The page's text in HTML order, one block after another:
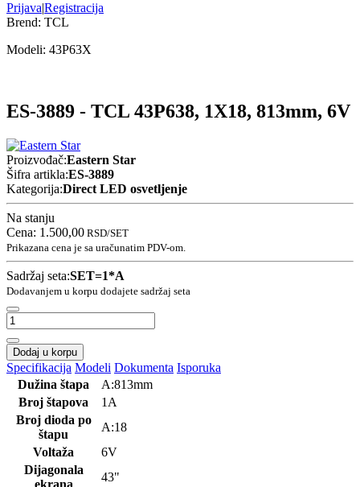
Prijava|Registracija
Brend: TCL
Modeli: 43P63X
ES-3889 - TCL 43P638, 1X18, 813mm, 6V
Proizvođač:Eastern Star
Šifra artikla:ES-3889
Kategorija:Direct LED osvetljenje
Na stanju
Cena: 1.500,00 RSD/SET
Prikazana cena je sa uračunatim PDV-om.
Sadržaj seta:SET=1*A
Dodavanjem u korpu dodajete sadržaj seta
Dodaj u korpu
Specifikacija Modeli Dokumenta Isporuka
Dužina štapa
A:813mm
Broj štapova
1A
Broj dioda po
štapu
A:18
Voltaža
6V
Dijagonala
ekrana
43"